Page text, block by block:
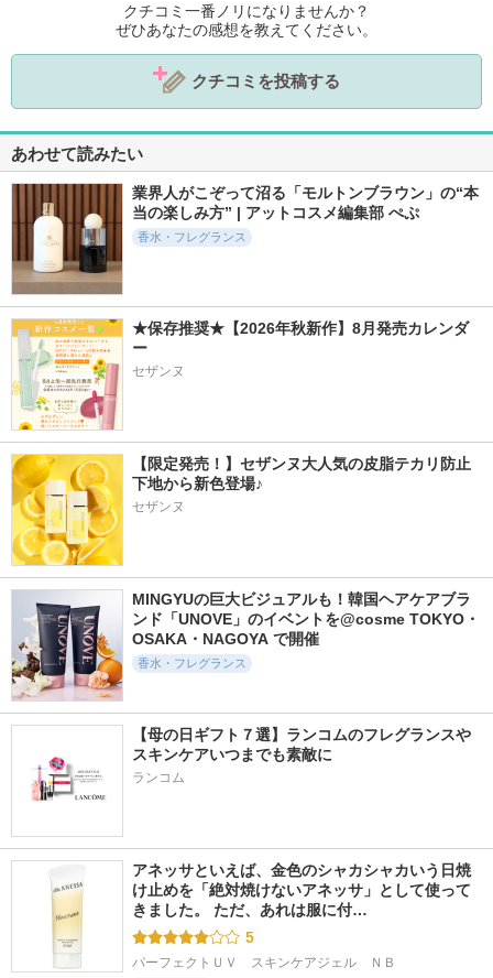
クチコミ一番ノリになりませんか？
ぜひあなたの感想を教えてください。
クチコミを投稿する
あわせて読みたい
業界人がこぞって沼る「モルトンブラウン」の“本
当の楽しみ方” | アットコスメ編集部 ぺぷ
香水・フレグランス
★保存推奨★【2026年秋新作】8月発売カレンダ
ー
セザンヌ
【限定発売！】セザンヌ大人気の皮脂テカリ防止
下地から新色登場♪
セザンヌ
MINGYUの巨大ビジュアルも！韓国ヘアケアブラ
ンド「UNOVE」のイベントを@cosme TOKYO・
OSAKA・NAGOYA で開催
香水・フレグランス
【母の日ギフト７選】ランコムのフレグランスや
スキンケアいつまでも素敵に
ランコム
アネッサといえば、金色のシャカシャカいう日焼
け止めを「絶対焼けないアネッサ」として使って
きました。 ただ、あれは服に付…
5
パーフェクトＵＶ　スキンケアジェル　ＮＢ